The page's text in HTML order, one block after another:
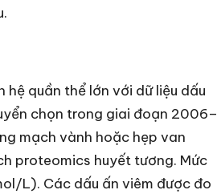
quần thể lớn với dữ liệu dấu
chọn trong giai đoạn 2006–
mạch vành hoặc hẹp van
proteomics huyết tương. Mức
L). Các dấu ấn viêm được đo